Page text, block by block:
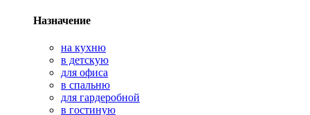
Назначение
на кухню
в детскую
для офиса
в спальню
для гардеробной
в гостиную